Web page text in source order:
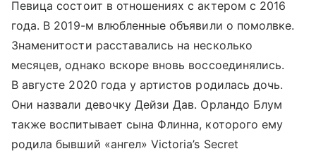
Певица состоит в отношениях с актером с 2016
года. В 2019-м влюбленные объявили о помолвке.
Знаменитости расставались на несколько
месяцев, однако вскоре вновь воссоединялись.
В августе 2020 года у артистов родилась дочь.
Они назвали девочку Дейзи Дав. Орландо Блум
также воспитывает сына Флинна, которого ему
родила бывший «ангел» Victoria’s Secret